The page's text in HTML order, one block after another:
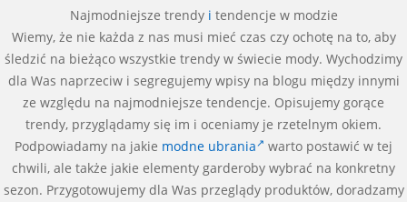
Najmodniejsze trendy i tendencje w modzie
Wiemy, że nie każda z nas musi mieć czas czy ochotę na to, aby
śledzić na bieżąco wszystkie trendy w świecie mody. Wychodzimy
dla Was naprzeciw i segregujemy wpisy na blogu między innymi
ze względu na najmodniejsze tendencje. Opisujemy gorące
trendy, przyglądamy się im i oceniamy je rzetelnym okiem.
Podpowiadamy na jakie modne ubrania
warto postawić w tej
chwili, ale także jakie elementy garderoby wybrać na konkretny
sezon. Przygotowujemy dla Was przeglądy produktów, doradzamy